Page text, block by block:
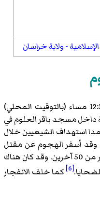
- ولاية خراسان
في نوفمبر 2016 حوالي الساعة 12:30 مساء (بالتوقيت المحلي)
داخل مسجد باقر العلوم في
استهداف الشيعيين خلال
وقد أسفر الهجوم عن مقتل
ما لا يقل عن 32 شخصًا وأصابة أكثر من 50 آخرين. وقد كان هناك
[6]
كما خلف الانفجار